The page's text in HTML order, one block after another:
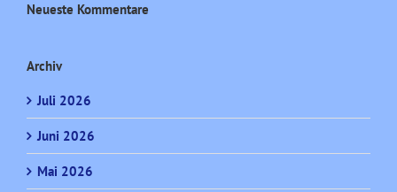
Neueste Kommentare
Archiv
Juli 2026
Juni 2026
Mai 2026